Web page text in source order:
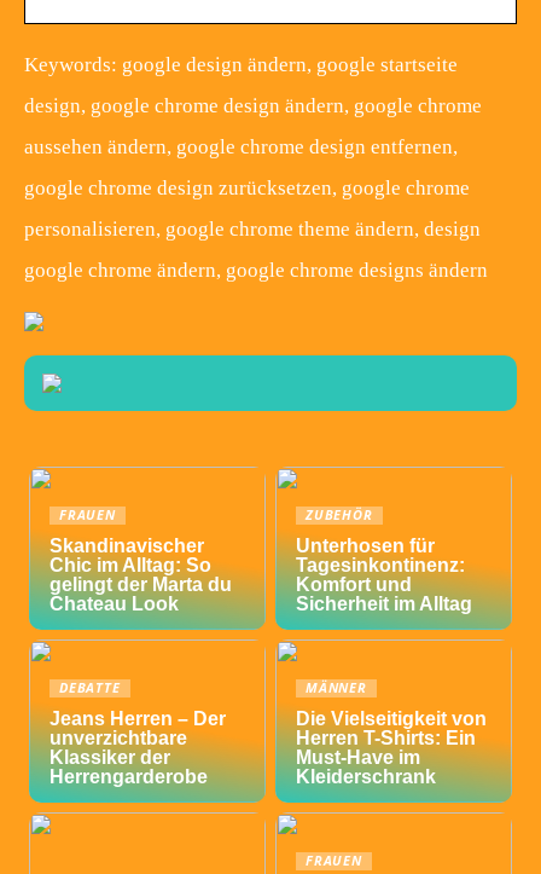
Keywords: google design ändern, google startseite
design, google chrome design ändern, google chrome
aussehen ändern, google chrome design entfernen,
google chrome design zurücksetzen, google chrome
personalisieren, google chrome theme ändern, design
google chrome ändern, google chrome designs ändern
FRAUEN
Skandinavischer
Chic im Alltag: So
gelingt der Marta du
Chateau Look
ZUBEHÖR
Unterhosen für
Tagesinkontinenz:
Komfort und
Sicherheit im Alltag
DEBATTE
Jeans Herren – Der
unverzichtbare
Klassiker der
Herrengarderobe
MÄNNER
Die Vielseitigkeit von
Herren T-Shirts: Ein
Must-Have im
Kleiderschrank
FRAUEN